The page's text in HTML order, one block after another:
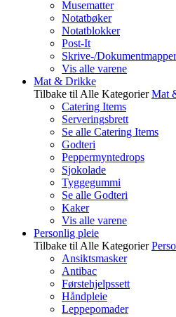
Musematter
Notatbøker
Notatblokker
Post-It
Skrive-/Dokumentmapper
Vis alle varene
Mat & Drikke
Tilbake til Alle Kategorier Mat
Catering Items
Serveringsbrett
Se alle Catering Items
Godteri
Peppermyntedrops
Sjokolade
Tyggegummi
Se alle Godteri
Kaker
Vis alle varene
Personlig pleie
Tilbake til Alle Kategorier
Ansiktsmasker
Antibac
Førstehjelpssett
Håndpleie
Leppepomader